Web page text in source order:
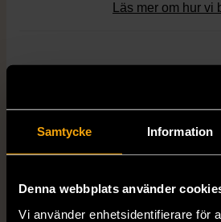
Samtycke Information
Denna webbplats använder
Vi använder enhetsidentifierare för
Läs mer om hur vi
Produkten är unik och finns
Fri frakt på alla köp över 990 kr.